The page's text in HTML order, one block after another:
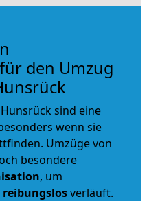
den Umzug
sind eine
wenn sie
Umzüge von
besondere
, um
reibungslosverläuft.